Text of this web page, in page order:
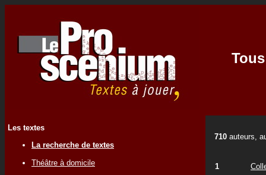
Les textes
La recherche de textes
Théâtre à domicile
710 auteurs,
1